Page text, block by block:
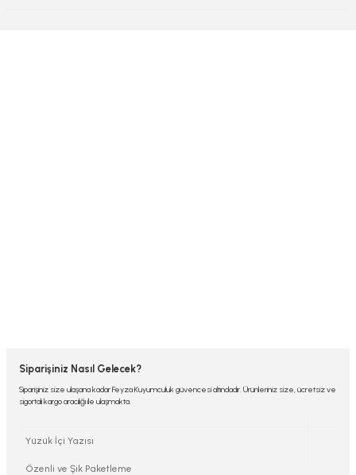
Siparişiniz Nasıl Gelecek?
Siparişiniz size ulaşana kadar Feyza Kuyumculuk güvencesi altındadır. Ürünleriniz size, ücretsiz ve
sigortalı kargo aracılığı ile ulaşmakta.
Yüzük İçi Yazısı
Özenli ve Şık Paketleme